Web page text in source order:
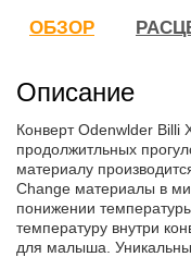
ОБЗОР
Описание
Конверт Odenwlder Billi
продолжитльных
материалу
Change материалы в
понижении
температуру внутри
для малыша.